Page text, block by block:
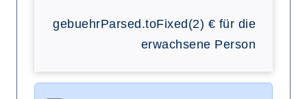
gebuehrParsed.toFixed(2) € für die
erwachsene Person